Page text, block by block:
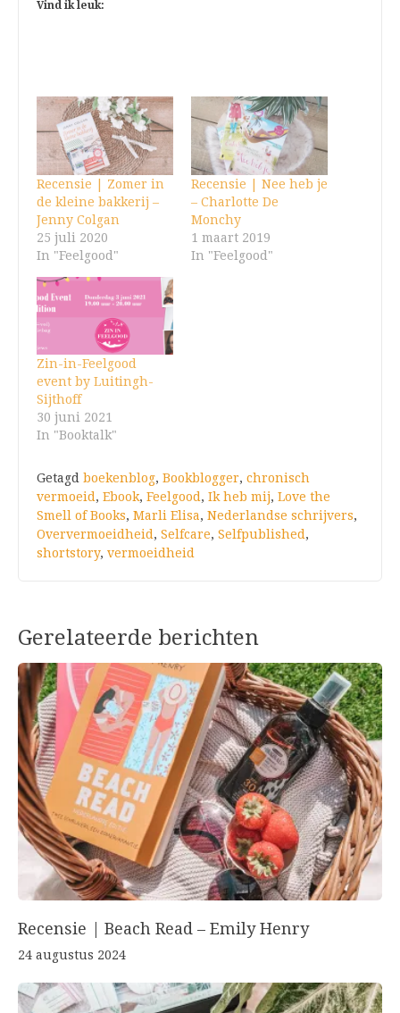
Vind ik leuk:
Recensie | Zomer in
de kleine bakkerij –
Jenny Colgan
25 juli 2020
In "Feelgood"
Recensie | Nee heb je
– Charlotte De
Monchy
1 maart 2019
In "Feelgood"
Zin-in-Feelgood
event by Luitingh-
Sijthoff
30 juni 2021
In "Booktalk"
Getagd boekenblog, Bookblogger, chronisch
vermoeid , Ebook, Feelgood , Ik heb mij, Love the
Smell of Books, Marli Elisa, Nederlandse schrijvers,
Oververmoeidheid , Selfcare, Selfpublished ,
shortstory, vermoeidheid
Gerelateerde berichten
Recensie | Beach Read – Emily Henry
24 augustus 2024